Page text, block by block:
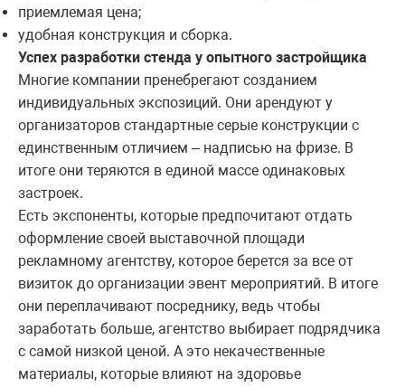
приемлемая цена;
удобная конструкция и сборка.
Успех разработки стенда у опытного застройщика
Многие компании пренебрегают созданием
индивидуальных экспозиций. Они арендуют у
организаторов стандартные серые конструкции с
единственным отличием – надписью на фризе. В
итоге они теряются в единой массе одинаковых
застроек.
Есть экспоненты, которые предпочитают отдать
оформление своей выставочной площади
рекламному агентству, которое берется за все от
визиток до организации эвент мероприятий. В итоге
они переплачивают посреднику, ведь чтобы
заработать больше, агентство выбирает подрядчика
с самой низкой ценой. А это некачественные
материалы, которые влияют на здоровье